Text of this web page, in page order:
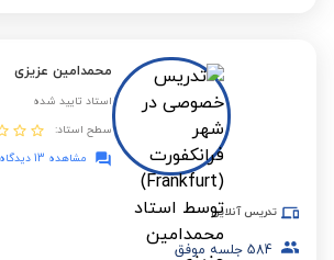
محمدامین عزیزی
استاد تایید شده
سطح استاد:
مشاهده 13 دیدگاه
تدریس آنلاین
584 جلسه موفق